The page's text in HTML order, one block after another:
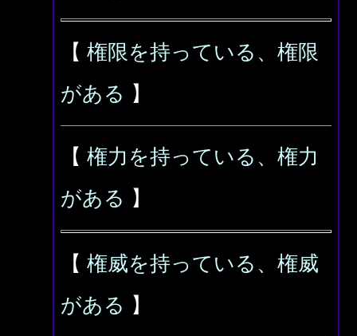
【 権限を持っている、権限
がある 】
【 権力を持っている、権力
がある 】
【 権威を持っている、権威
がある 】